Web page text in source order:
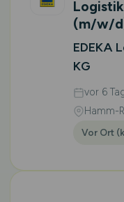
(m/w/
EDEKA
KG
vor 6
Hamm-
Vor Ort